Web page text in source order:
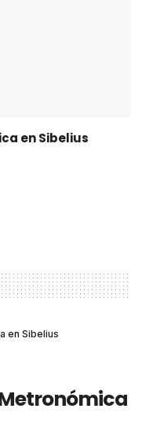
en Sibelius
en Sibelius